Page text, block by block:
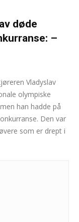
døde
–
Vladyslav
olympiske
han hadde på
Den var
som er drept i